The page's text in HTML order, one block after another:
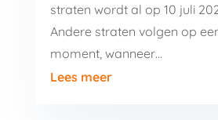
straten wordt al op 10 juli
Andere straten volgen op
moment, wanneer…
Lees meer